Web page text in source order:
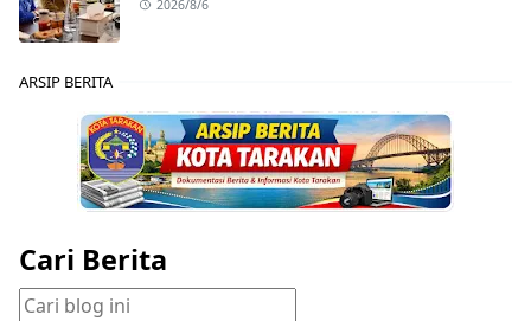
2026/8/6
ARSIP BERITA
Cari Berita